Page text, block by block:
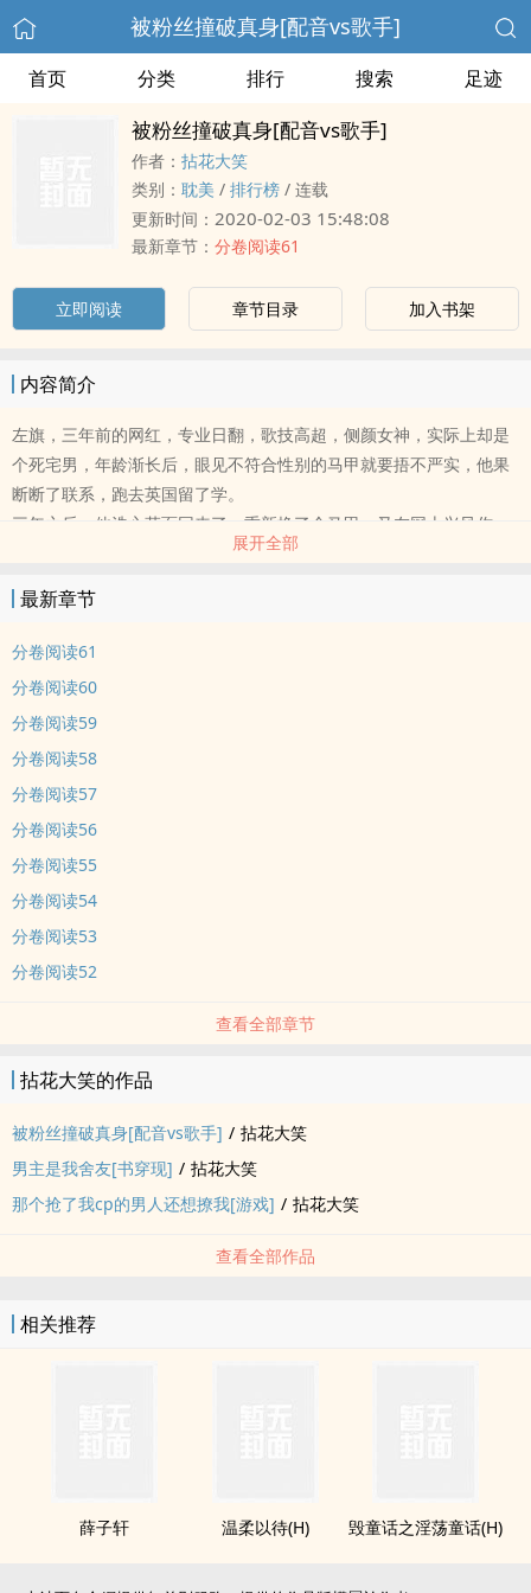
被粉丝撞破真身[配音vs歌手]
首页 分类 排行 搜索 足迹
被粉丝撞破真身[配音vs歌手]
作者： 拈花大笑
类别： 耽美 / 排行榜 / 连载
更新时间： 2020-02-03 15:48:08
最新章节： 分卷阅读61
立即阅读 章节目录 加入书架
内容简介
左旗，三年前的网红，专业日翻，歌技高超，侧颜女神，实际上却是
个死宅男，年龄渐长后，眼见不符合性别的马甲就要捂不严实，他果
断断了联系，跑去英国留了学。
三年之后，他洗心革面回来了，重新换了个马甲，又在网上兴风作
的大佬。
大佬粉丝一直保持的纯情一见他突然就开始渐渐失态，学会了忍耐、
开始吃醋吃到丧心病狂。
一句话：就是一个正直的粉丝帮偶像顺风顺水砍号重来，最后却没收
拾住直接扑倒了偶像。
避雷：
1.年下
3.受小时候伪声出名，现在后悔莫及
4.非传统大佬攻，本书的攻原本纯情正直，是腐圈清流，后来渐渐失
态。
5.大外行，逻辑已死
时间线：受从十七开始火，二十一岁出国，现在二十四，攻从十四岁
内容标签： 情有独钟 娱乐圈 甜文 网红
展开全部
最新章节
分卷阅读61
分卷阅读60
分卷阅读59
分卷阅读58
分卷阅读57
分卷阅读56
分卷阅读55
分卷阅读54
分卷阅读53
分卷阅读52
查看全部章节
拈花大笑的作品
被粉丝撞破真身[配音vs歌手] / 拈花大笑
男主是我舍友[书穿现] / 拈花大笑
那个抢了我cp的男人还想撩我[游戏] / 拈花大笑
查看全部作品
相关推荐
薛子轩 温柔以待(H) 毁童话之­淫​‍荡­‌​童话(H)